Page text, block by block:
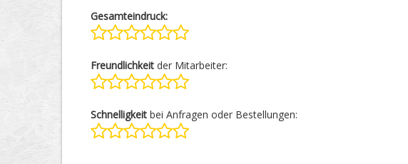
Gesamteindruck:
Freundlichkeit der Mitarbeiter:
Schnelligkeit bei Anfragen oder Bestellungen: